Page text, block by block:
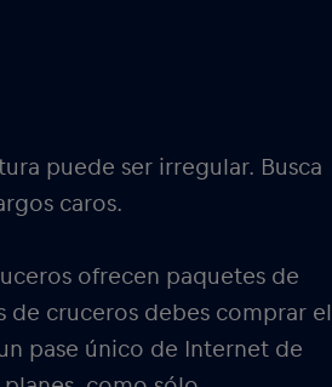
puede ser irregular. Busca
caros.
ofrecen paquetes de
de cruceros debes comprar el
pase único de Internet de